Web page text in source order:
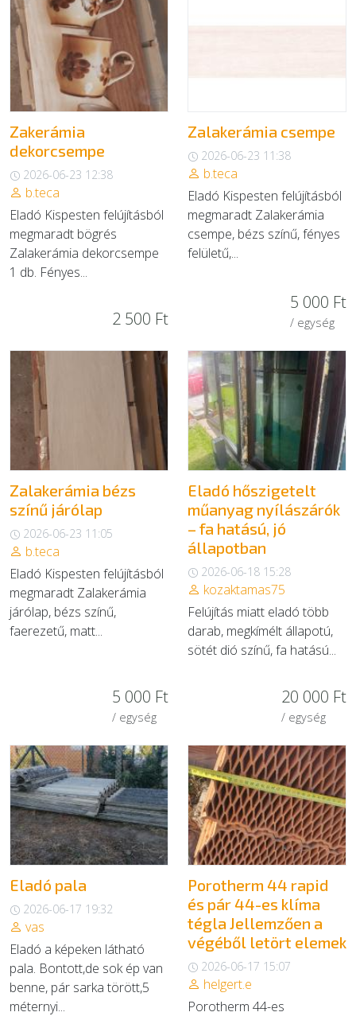
Zakerámia
dekorcsempe
2026-06-23 12:38
b.teca
Eladó Kispesten felújításból
megmaradt bögrés
Zalakerámia dekorcsempe
1 db. Fényes...
2 500 Ft
Zalakerámia csempe
2026-06-23 11:38
b.teca
Eladó Kispesten felújításból
megmaradt Zalakerámia
csempe, bézs színű, fényes
felületű,...
5 000 Ft
/ egység
Zalakerámia bézs
színű járólap
2026-06-23 11:05
b.teca
Eladó Kispesten felújításból
megmaradt Zalakerámia
járólap, bézs színű,
faerezetű, matt...
5 000 Ft
/ egység
Eladó hőszigetelt
műanyag nyílászárók
– fa hatású, jó
állapotban
2026-06-18 15:28
kozaktamas75
Felújítás miatt eladó több
darab, megkímélt állapotú,
sötét dió színű, fa hatású...
20 000 Ft
/ egység
Eladó pala
2026-06-17 19:32
vas
Eladó a képeken látható
pala. Bontott,de sok ép van
benne, pár sarka törött,5
méternyi...
Porotherm 44 rapid
és pár 44-es klíma
tégla Jellemzően a
végéből letört elemek
2026-06-17 15:07
helgert.e
Porotherm 44-es